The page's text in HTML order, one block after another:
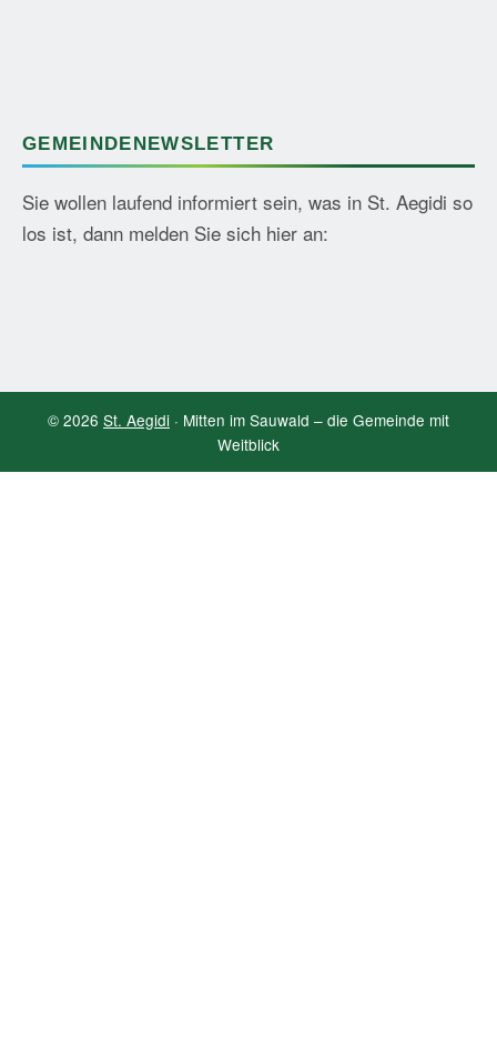
GEMEINDENEWSLETTER
Sie wollen laufend informiert sein, was in St. Aegidi so
los ist, dann melden Sie sich hier an:
© 2026 St. Aegidi · Mitten im Sauwald – die Gemeinde mit
Weitblick